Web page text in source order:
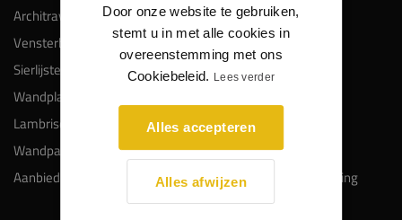
Architraven
Vensterbanken
Sierlijsten
Wandplanken
Lambrisering
Wandpanelen
Aanbiedingen
Veelgestelde vragen
Keuzehulp plinten
Gratis proefstalen
Montage
Lakken en spuiten
Bezorgkosten en levering
Retourneren
Door onze website te gebruiken,
stemt u in met alle cookies in
overeenstemming met ons
Cookiebeleid. Lees verder
Alles accepteren
Alles afwijzen